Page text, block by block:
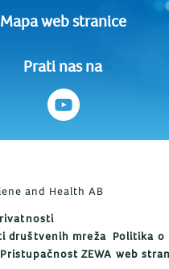
Mapa web stranice
Prati nas na
and Health AB
društvenih mreža Politika o
Pristupačnost ZEWA web